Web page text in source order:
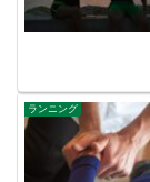
ランニング